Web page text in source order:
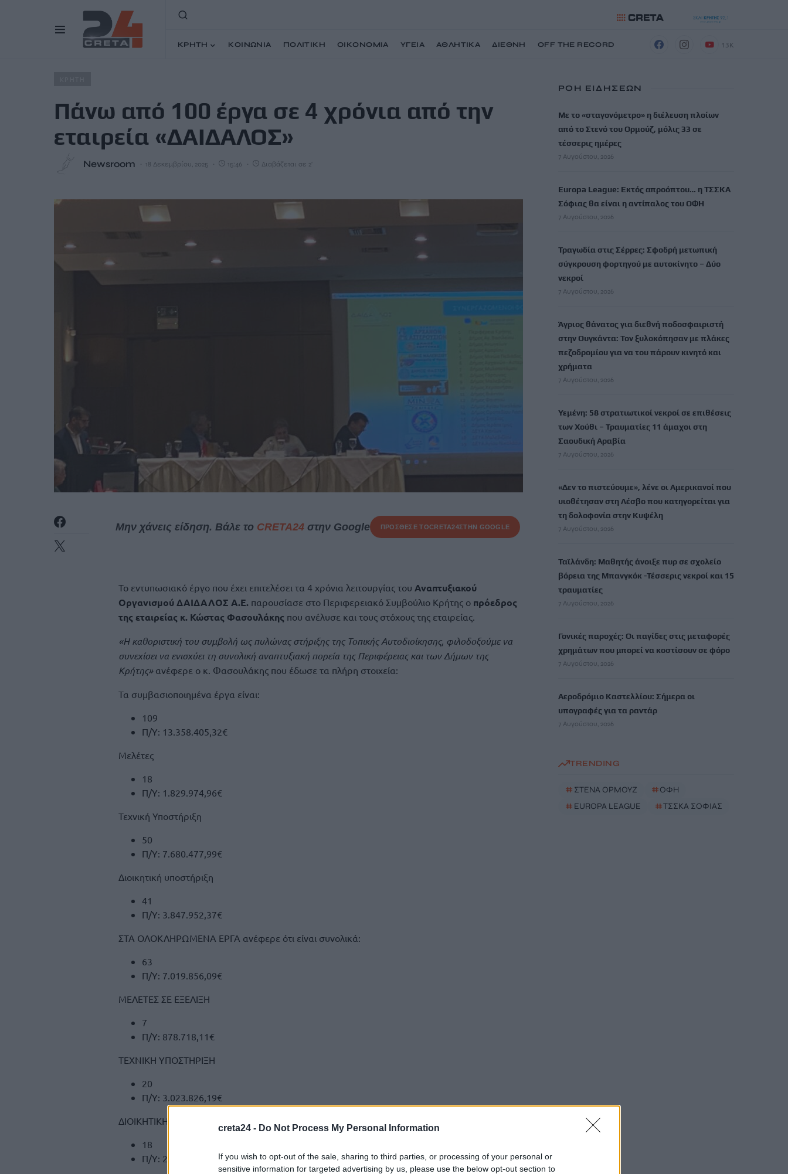
creta24 - Do Not Process My Personal Information
If you wish to opt-out of the sale, sharing to third parties, or processing of your personal or
sensitive information for targeted advertising by us, please use the below opt-out section to
ΚΡΗΤΗ ΚΟΙΝΩΝΙΑ ΠΟΛΙΤΙΚΗ ΟΙΚΟΝΟΜΙΑ ΥΓΕΙΑ ΑΘΛΗΤΙΚΑ ΔΙΕΘΝΗ OFF THE RECORD 13K
Πάνω από 100 έργα σε 4 χρόνια από την
εταιρεία «ΔΑΙΔΑΛΟΣ»
Newsroom 18 Δεκεμβρίου, 2025 15:46 Διαβάζεται σε 2'
Μην χάνεις είδηση. Βάλε το CRETA24στην Google ΠΡΟΣΘΕΣΕ ΤΟCRETA24ΣΤΗΝ GOOGLE
Το εντυπωσιακό έργο που έχει επιτελέσει τα 4 χρόνια λειτουργίας του Αναπτυξιακού
Οργανισμού ΔΑΙΔΑΛΟΣ Α.Ε. παρουσίασε στο Περιφερειακό Συμβούλιο Κρήτης ο πρόεδρος
της εταιρείας κ. Κώστας Φασουλάκης που ανέλυσε και τους στόχους της εταιρείας.
«Η καθοριστική του συμβολή ως πυλώνας στήριξης της Τοπικής Αυτοδιοίκησης, φιλοδοξούμε να
συνεχίσει να ενισχύει τη συνολική αναπτυξιακή πορεία της Περιφέρειας και των Δήμων της
Κρήτης»ανέφερε ο κ. Φασουλάκης που έδωσε τα πλήρη στοιχεία:
Τα συμβασιοποιημένα έργα είναι:
109
Π/Υ: 13.358.405,32€
Μελέτες
18
Π/Υ: 1.829.974,96€
Τεχνική Υποστήριξη
50
Π/Υ: 7.680.477,99€
Διοικητική υποστήριξη
41
Π/Υ: 3.847.952,37€
ΣΤΑ ΟΛΟΚΛΗΡΩΜΕΝΑ ΕΡΓΑ ανέφερε ότι είναι συνολικά:
63
Π/Υ: 7.019.856,09€
ΜΕΛΕΤΕΣ ΣΕ ΕΞΕΛΙΞΗ
7
Π/Υ: 878.718,11€
ΤΕΧΝΙΚΗ ΥΠΟΣΤΗΡΙΞΗ
20
Π/Υ: 3.023.826,19€
ΔΙΟΙΚΗΤΙΚΗ ΥΠΟΣΤΗΡΙΞΗ
18
Π/Υ: 2.436.004,93€
ΡΟΗ ΕΙΔΗΣΕΩΝ
Με το «σταγονόμετρο» η διέλευση πλοίων
από το Στενό του Ορμούζ, μόλις 33 σε
τέσσερις ημέρες
7 Αυγούστου, 2026
Europa League: Εκτός απροόπτου… η ΤΣΣΚΑ
Σόφιας θα είναι η αντίπαλος του ΟΦΗ
7 Αυγούστου, 2026
Τραγωδία στις Σέρρες: Σφοδρή μετωπική
σύγκρουση φορτηγού με αυτοκίνητο – Δύο
νεκροί
7 Αυγούστου, 2026
Άγριος θάνατος για διεθνή ποδοσφαιριστή
στην Ουγκάντα: Τον ξυλοκόπησαν με πλάκες
πεζοδρομίου για να του πάρουν κινητό και
χρήματα
7 Αυγούστου, 2026
Υεμένη: 58 στρατιωτικοί νεκροί σε επιθέσεις
των Χούθι – Τραυματίες 11 άμαχοι στη
Σαουδική Αραβία
7 Αυγούστου, 2026
«Δεν το πιστεύουμε», λένε οι Αμερικανοί που
υιοθέτησαν στη Λέσβο που κατηγορείται για
τη δολοφονία στην Κυψέλη
7 Αυγούστου, 2026
Ταϊλάνδη: Μαθητής άνοιξε πυρ σε σχολείο
βόρεια της Μπανγκόκ -Τέσσερις νεκροί και 15
τραυματίες
7 Αυγούστου, 2026
Γονικές παροχές: Οι παγίδες στις μεταφορές
χρημάτων που μπορεί να κοστίσουν σε φόρο
7 Αυγούστου, 2026
Αεροδρόμιο Καστελλίου: Σήμερα οι
υπογραφές για τα ραντάρ
7 Αυγούστου, 2026
TRENDING
# ΣΤΕΝΑ ΟΡΜΟΥΖ #ΟΦΗ
# EUROPA LEAGUE #ΤΣΣΚΑ ΣΟΦΙΑΣ